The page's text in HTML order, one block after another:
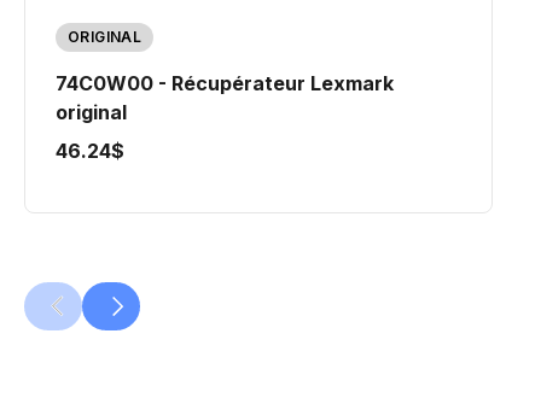
ORIGINAL
74C0W00 - Récupérateur Lexmark
original
46.24$
PRÉCÉDENT
SUIVANT